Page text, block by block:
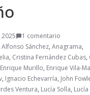
1 comentario
Alfonso Sánchez, Anagrama,
, Cristina Fernández Cubas,
Enrique Murillo, Enrique Vila-
, Ignacio Echevarría, John
Ventura, Lucía Solla,